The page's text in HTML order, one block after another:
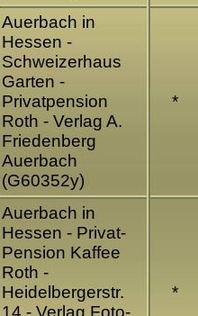
Auerbach in
Hessen -
Schweizerhaus
Garten -
Privatpension
Roth - Verlag A.
Friedenberg
Auerbach
(G60352y)
*
Auerbach in
Hessen - Privat-
Pension Kaffee
Roth -
Heidelbergerstr.
14 - Verlag Foto-
*